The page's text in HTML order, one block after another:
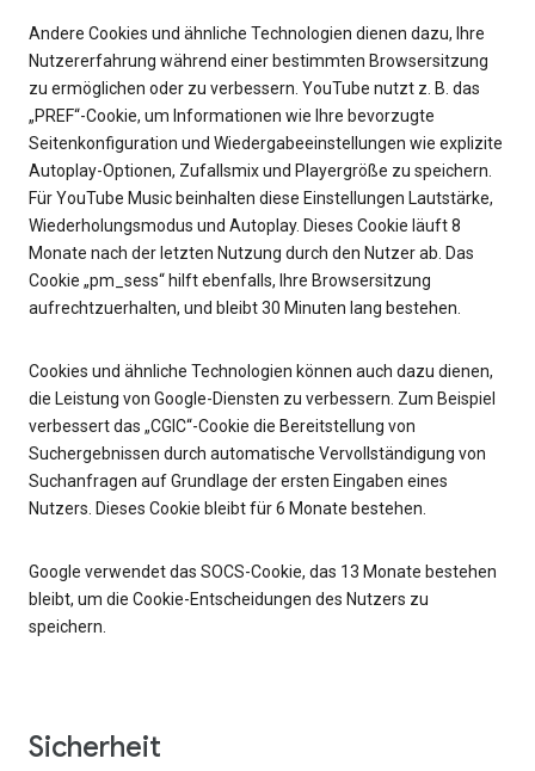
Andere Cookies und ähnliche Technologien dienen dazu, Ihre
Nutzererfahrung während einer bestimmten Browsersitzung
zu ermöglichen oder zu verbessern. YouTube nutzt z. B. das
„PREF“-Cookie, um Informationen wie Ihre bevorzugte
Seitenkonfiguration und Wiedergabeeinstellungen wie explizite
Autoplay-Optionen, Zufallsmix und Playergröße zu speichern.
Für YouTube Music beinhalten diese Einstellungen Lautstärke,
Wiederholungsmodus und Autoplay. Dieses Cookie läuft 8
Monate nach der letzten Nutzung durch den Nutzer ab. Das
Cookie „pm_sess“ hilft ebenfalls, Ihre Browsersitzung
aufrechtzuerhalten, und bleibt 30 Minuten lang bestehen.
Cookies und ähnliche Technologien können auch dazu dienen,
die Leistung von Google-Diensten zu verbessern. Zum Beispiel
verbessert das „CGIC“-Cookie die Bereitstellung von
Suchergebnissen durch automatische Vervollständigung von
Suchanfragen auf Grundlage der ersten Eingaben eines
Nutzers. Dieses Cookie bleibt für 6 Monate bestehen.
Google verwendet das SOCS-Cookie, das 13 Monate bestehen
bleibt, um die Cookie-Entscheidungen des Nutzers zu
speichern.
Sicherheit